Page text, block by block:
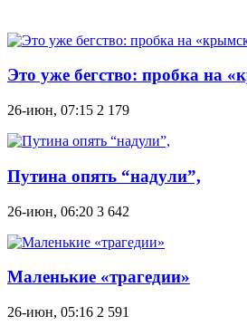
Это уже бегство: пробка на
26-июн, 07:15 2 179
Путина опять “надули”,
26-июн, 06:20 3 642
Маленькие «трагедии»
26-июн, 05:16 2 591